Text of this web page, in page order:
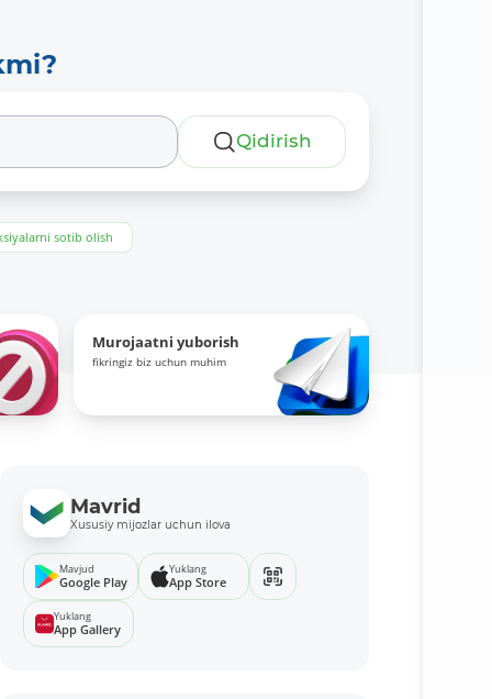
Qidirish
sotib olish
Murojaatni yuborish
fikringiz biz uchun muhim
Mavrid
Xususiy mijozlar uchun ilova
Mavjud
Google Play
Yuklang
App Store
Yuklang
App Gallery